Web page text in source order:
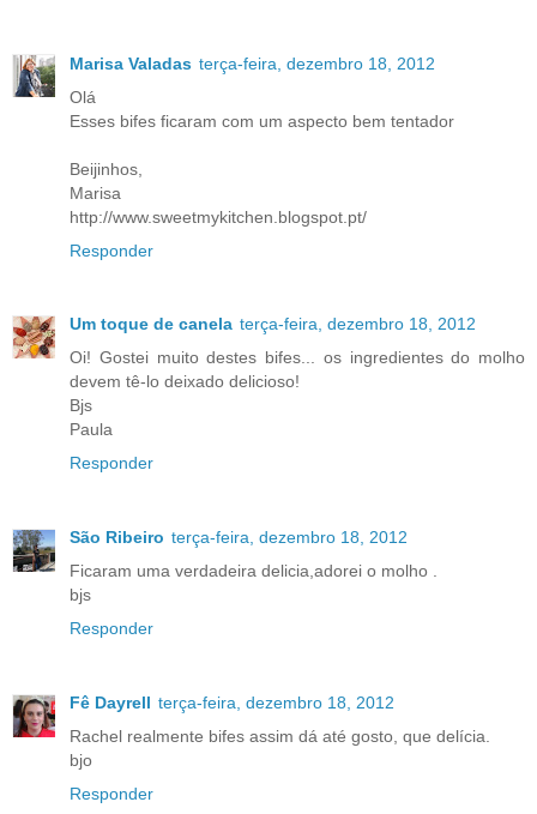
Marisa Valadas terça-feira, dezembro 18, 2012
Olá
Esses bifes ficaram com um aspecto bem tentador
Beijinhos,
Marisa
http://www.sweetmykitchen.blogspot.pt/
Responder
Um toque de canela terça-feira, dezembro 18, 2012
Oi! Gostei muito destes bifes... os ingredientes do molho
devem tê-lo deixado delicioso!
Bjs
Paula
Responder
São Ribeiro terça-feira, dezembro 18, 2012
Ficaram uma verdadeira delicia,adorei o molho .
bjs
Responder
Fê Dayrell terça-feira, dezembro 18, 2012
Rachel realmente bifes assim dá até gosto, que delícia.
bjo
Responder